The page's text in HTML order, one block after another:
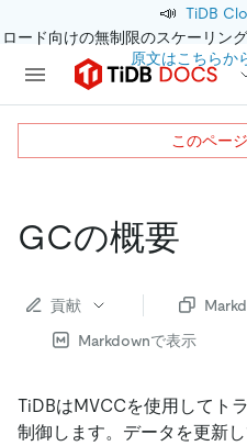
📣 TiDB
ード向けの無制限のスケーリ
原文はこちらか
GCの概要
貢献
Markdownで表示
TiDBはMVCCを使用してト
制御します。データを更新
このペー